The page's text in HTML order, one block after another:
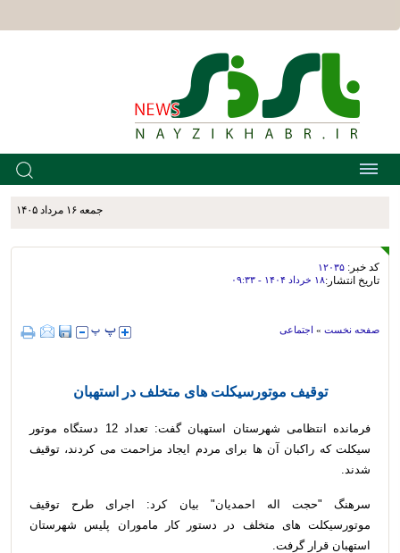
جمعه ۱۶ مرداد ۱۴۰۵
کد خبر: ۱۲۰۳۵
تاریخ انتشار:۱۸ خرداد ۱۴۰۴ - ۰۹:۳۳
صفحه نخست » اجتماعی
توقیف موتورسیکلت های متخلف در استهبان
فرمانده انتظامی شهرستان استهبان گفت: تعداد 12 دستگاه موتور
سیکلت که راکبان آن ها برای مردم ایجاد مزاحمت می کردند، توقیف
شدند.
سرهنگ "حجت اله احمدیان" بيان کرد: اجرای طرح توقیف
موتورسیکلت های متخلف در دستور کار ماموران پليس شهرستان
استهبان قرار گرفت.